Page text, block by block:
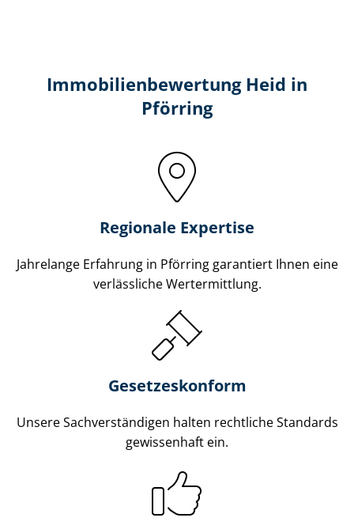
Immobilien­bewertung Heid in
Pförring
Regionale Expertise
Jahrelange Erfahrung in Pförring garantiert Ihnen eine
verlässliche Wertermittlung.
Gesetzes­konform
Unsere Sach­ver­stän­di­gen halten rechtliche Standards
gewissenhaft ein.